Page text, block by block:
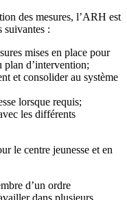
des mesures, l’ARH est
suivantes :
mises en place pour
plan d’intervention;
et consolider au système
lorsque requis;
les différents
le centre jeunesse et en
d’un ordre
dans plusieurs